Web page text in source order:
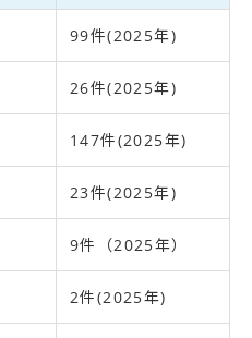
99件(2025年)
26件(2025年)
147件(2025年)
23件(2025年)
9件（2025年）
2件(2025年)